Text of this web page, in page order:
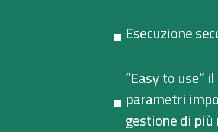
Esecuzione
”Easy to use”
parametri
gestione di